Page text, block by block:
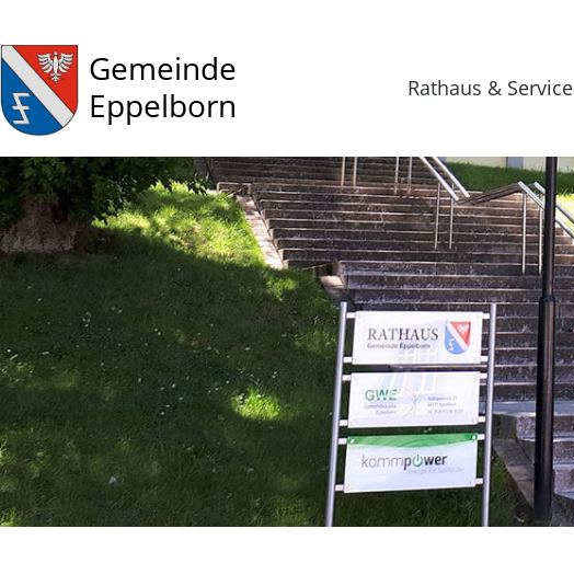
Gemeinde
Eppelborn
Rathaus & Service